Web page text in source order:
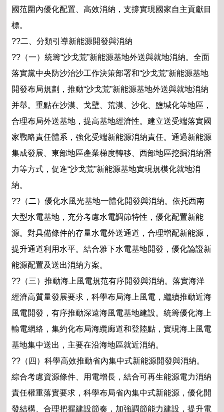
國范圍內優化配置、高效消納，支撐實現國家自主貢獻目
標。
??二、分類引導新能源開發與消納
??（一）統籌“沙戈荒”新能源基地外送與就地消納。全面
落實黨中央防沙治沙工作決策部署和“沙戈荒”新能源基地
開發布局規劃，推動“沙戈荒”新能源基地外送與就地消納
并舉。重點在沙漠、戈壁、荒漠、沙化、鹽堿化等地區，
合理布局外送基地，提高基地經濟性。建立送受端落實國
家戰略責任體系，強化受端新能源消納責任。通過新能源
集成發展、東部地區產業梯度轉移、西部地區挖掘消納潛
力等方式，促進“沙戈荒”新能源基地實現規模化就地消
納。
??（二）優化水風光基地一體化開發與消納。依托西南
大型水電基地，充分考慮水電調節特性，優化配置新能
源。對具備條件的存量水電外送通道，合理增配新能源，
提升通道利用水平。結合雅下水電基地開發，優化論證新
能源配置及送出消納方案。
??（三）推動海上風電規范有序開發與消納。落實海洋
經濟高質量發展要求，科學布局海上風電，繼續推動近海
風電開發，有序推動深遠海風電基地建設。統籌優化海上
輸電網絡，集約化布局海纜廊道和登陸點，實現海上風電
基地集中送出，主要在沿海地區就近消納。
??（四）科學高效推動省內集中式新能源開發與消納。
綜合考慮資源條件、用電增長，結合可再生能源電力消納
責任權重落實要求，科學布局省內集中式新能源，優化開
發結構、合理把握建設節奏，加強調節能力建設，提升電